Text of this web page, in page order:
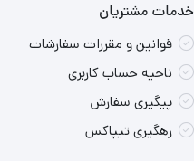
خدمات مشتریان
قوانین و مقررات سفارشات
ناحیه حساب کاربری
پیگیری سفارش
رهگیری تیپاکس